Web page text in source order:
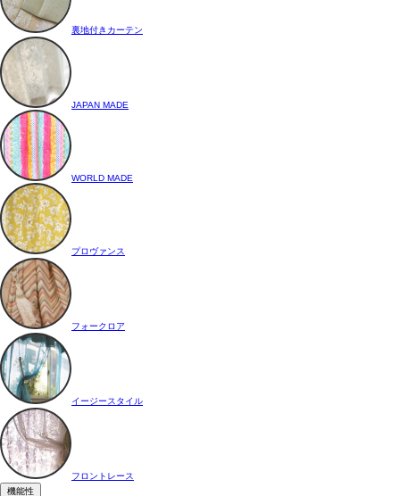
裏地付きカーテン
JAPAN MADE
WORLD MADE
プロヴァンス
フォークロア
イージースタイル
フロントレース
機能性